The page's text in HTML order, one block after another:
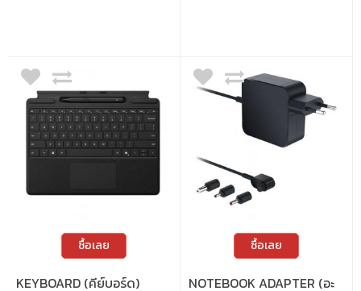
ซื้อเลย
KEYBOARD (คีย์บอร์ด)
ซื้อเลย
NOTEBOOK ADAPTER (อะ